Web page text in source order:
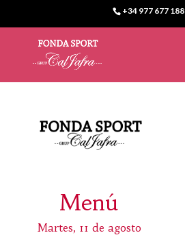
+34 977 677 188
Menú
Martes, 11 de agosto